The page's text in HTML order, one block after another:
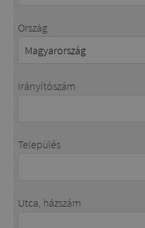
Ország
Irányítószám
Település
Utca, házszám